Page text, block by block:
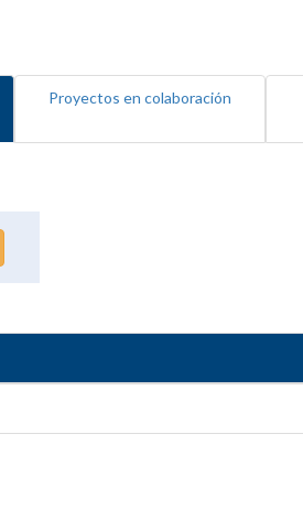
Proyectos en colaboración